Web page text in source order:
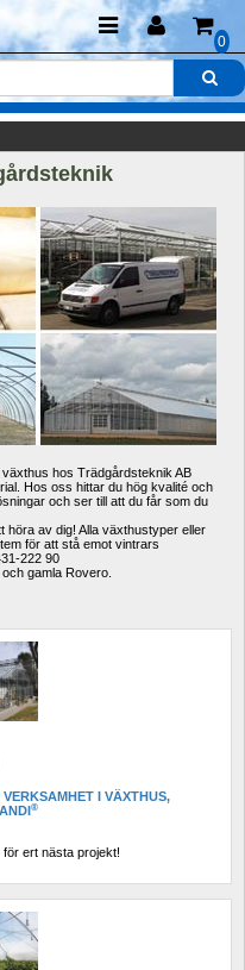
0
hos Trädgårdsteknik AB
Hos oss hittar du hög kvalité och
och ser till att du får som du
höra av dig! Alla växthustyper eller
för att stå emot vintrars
222 90
gamla Rovero.
I VÄXTHUS,
®
ert nästa projekt!